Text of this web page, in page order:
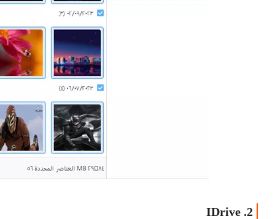
2. IDrive